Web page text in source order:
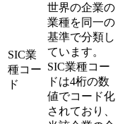
SIC業
種コー
ド
世界の企業の
業種を同一の
基準で分類し
ています。
SIC業種コー
ドは4桁の数
値でコード化
されており、